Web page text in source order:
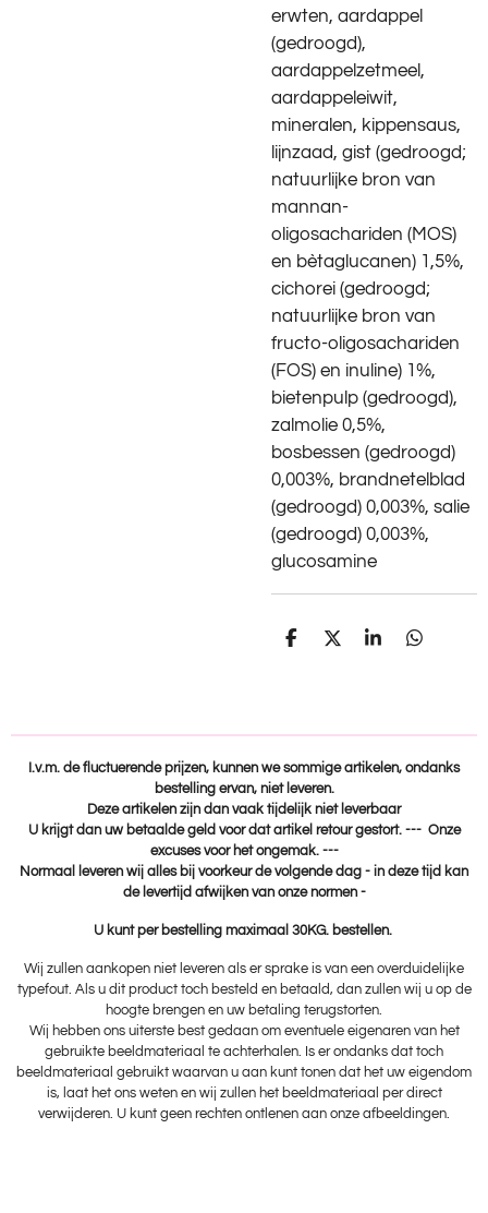
erwten, aardappel
(gedroogd),
aardappelzetmeel,
aardappeleiwit,
mineralen, kippensaus,
lijnzaad, gist (gedroogd;
natuurlijke bron van
mannan-
oligosachariden (MOS)
en bètaglucanen) 1,5%,
cichorei (gedroogd;
natuurlijke bron van
fructo-oligosachariden
(FOS) en inuline) 1%,
bietenpulp (gedroogd),
zalmolie 0,5%,
bosbessen (gedroogd)
0,003%, brandnetelblad
(gedroogd) 0,003%, salie
(gedroogd) 0,003%,
glucosamine
D
D
S
D
I.v.m. de fluctuerende prijzen, kunnen we sommige artikelen, ondanks
bestelling ervan, niet leveren.
Deze artikelen zijn dan vaak tijdelijk niet leverbaar
U krijgt dan uw betaalde geld voor dat artikel retour gestort. --- Onze
excuses voor het ongemak. ---
Normaal leveren wij alles bij voorkeur de volgende dag - in deze tijd kan
de levertijd afwijken van onze normen -
U kunt per bestelling maximaal 30KG. bestellen.
Wij zullen aankopen niet leveren als er sprake is van een overduidelijke
typefout. Als u dit product toch besteld en betaald, dan zullen wij u op de
hoogte brengen en uw betaling terugstorten.
Wij hebben ons uiterste best gedaan om eventuele eigenaren van het
gebruikte beeldmateriaal te achterhalen. Is er ondanks dat toch
beeldmateriaal gebruikt waarvan u aan kunt tonen dat het uw eigendom
is, laat het ons weten en wij zullen het beeldmateriaal per direct
verwijderen. U kunt geen rechten ontlenen aan onze afbeeldingen.